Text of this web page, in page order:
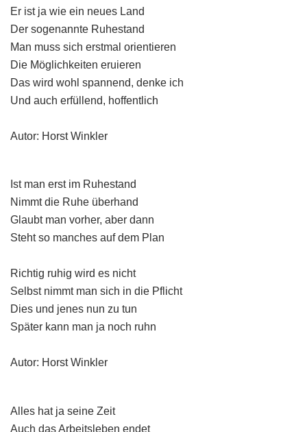
Er ist ja wie ein neues Land
Der sogenannte Ruhestand
Man muss sich erstmal orientieren
Die Möglichkeiten eruieren
Das wird wohl spannend, denke ich
Und auch erfüllend, hoffentlich
Autor: Horst Winkler
Ist man erst im Ruhestand
Nimmt die Ruhe überhand
Glaubt man vorher, aber dann
Steht so manches auf dem Plan
Richtig ruhig wird es nicht
Selbst nimmt man sich in die Pflicht
Dies und jenes nun zu tun
Später kann man ja noch ruhn
Autor: Horst Winkler
Alles hat ja seine Zeit
Auch das Arbeitsleben endet